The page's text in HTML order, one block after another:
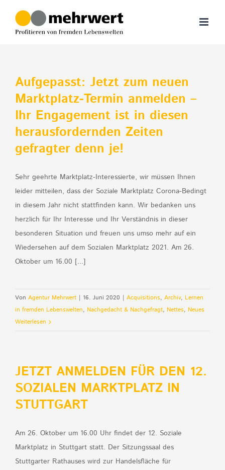
Inhalt
springen
Aufgepasst: Jetzt zum neuen
Marktplatz-Termin anmelden –
Ihr Engagement ist in diesen
herausfordernden Zeiten
gefragter denn je!
Sehr geehrte Marktplatz-Interessierte, wir müssen Ihnen
leider mitteilen, dass der Soziale Marktplatz Corona-Bedingt
in diesem Jahr nicht stattfinden kann. Wir bedanken uns
herzlich für Ihr Interesse und Ihr Verständnis in dieser
besonderen Situation und freuen uns umso mehr auf ein
Wiedersehen auf dem Sozialen Marktplatz 2021. Am 26.
Oktober um 16.00 [...]
Von Agentur Mehrwert | 16. Juni 2020 | Acquisitions, Archiv, Lernen
in fremden Lebenswelten, Nachgedacht & Nachgefragt, Nettes, Neues
Weiterlesen
JETZT ANMELDEN FÜR DEN 12.
SOZIALEN MARKTPLATZ IN
STUTTGART
Am 26. Oktober um 16.00 Uhr findet der 12. Soziale
Marktplatz in Stuttgart statt. Der Sitzungssaal des
Stuttgarter Rathauses wird zur Handelsfläche für